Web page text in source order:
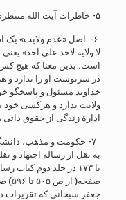
۵- خاطرات آیت الله منتظری، چاپ انقلاب اسلامی،فوریه ۲۰۰۱، ص ۸۶.
۶- اصل «عدم ولایت»
لا ولایه لاحد علی احد»
است. بدین معنا که هیچ
در سرنوشت او را ندارد و
خداوند مسئول و پاسخگو
ولایت ندارد و هرکسی خود
ادارۀ زندگی از حقوق
جعفر سبحانی که